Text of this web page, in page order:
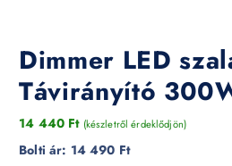
Dimmer LED
Távirányító
14 440 Ft (készletről érdeklődjön)
Bolti ár: 14 490 Ft